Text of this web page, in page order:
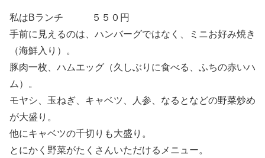
私はBランチ ５５０円
手前に見えるのは、ハンバーグではなく、ミニお好み焼き
（海鮮入り）。
豚肉一枚、ハムエッグ（久しぶりに食べる、ふちの赤いハ
ム）。
モヤシ、玉ねぎ、キャベツ、人参、なるとなどの野菜炒め
が大盛り。
他にキャベツの千切りも大盛り。
とにかく野菜がたくさんいただけるメニュー。